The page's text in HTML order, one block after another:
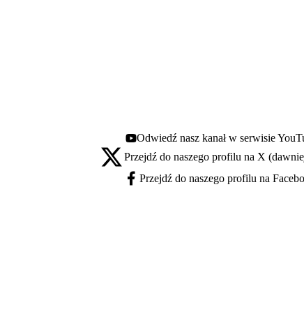
Youtube - otwiera się w nowej karcie
Odwiedź nasz kanał w serwisie
X - otwiera się w nowej karcie
Przejdź do naszego profilu na X
Facebook - otwiera się w nowej karcie
Przejdź do naszego profilu na